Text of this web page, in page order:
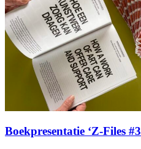
Boekpresentatie ‘Z-Files